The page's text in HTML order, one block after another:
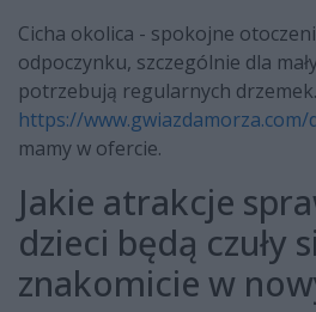
Cicha okolica - spokojne
odpoczynku, szczególnie dla
potrzebują regularnych
https://www.gwiazdamorza.com/
mamy w ofercie.
Jakie atrakcje
dzieci będą czuły
znakomicie w